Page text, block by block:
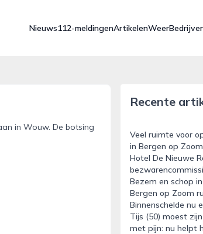
Nieuws112-meldingenArtikelenWeer
in Wouw. De botsing
Recente
Veel ruimte voor
in Bergen op
Hotel De Nieuwe
Bezem en schop
Bergen op Zoom
Binnenschelde nu
Tijs (50) moest
met pijn: nu helpt